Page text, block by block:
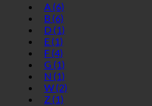
A (6)
B (6)
D (1)
E (1)
F (4)
G (1)
N (1)
W (2)
Z (1)